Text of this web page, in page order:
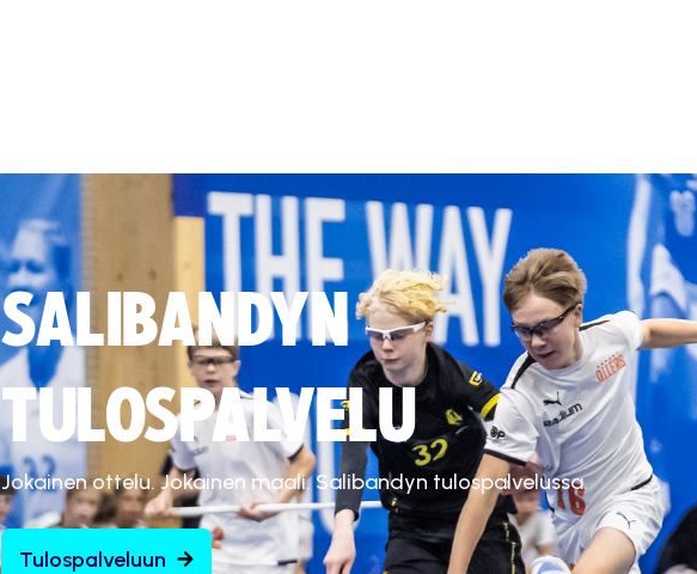
SALIBANDYN
TULOSPALVELU
Jokainen ottelu. Jokainen maali. Salibandyn tulospalvelussa.
Tulospalveluun